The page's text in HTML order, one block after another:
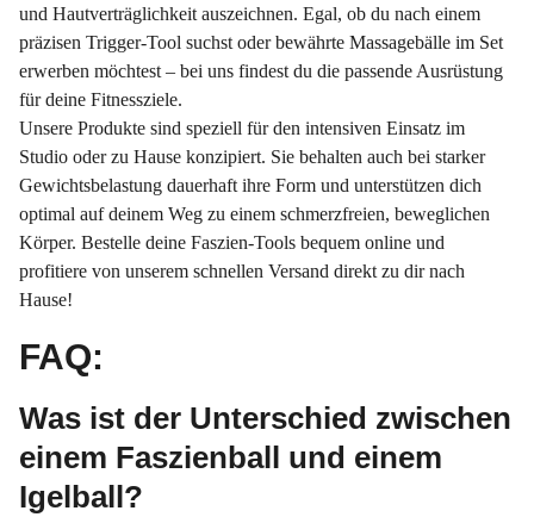
und Hautverträglichkeit auszeichnen. Egal, ob du nach einem
präzisen Trigger-Tool suchst oder bewährte Massagebälle im Set
erwerben möchtest – bei uns findest du die passende Ausrüstung
für deine Fitnessziele.
Unsere Produkte sind speziell für den intensiven Einsatz im
Studio oder zu Hause konzipiert. Sie behalten auch bei starker
Gewichtsbelastung dauerhaft ihre Form und unterstützen dich
optimal auf deinem Weg zu einem schmerzfreien, beweglichen
Körper. Bestelle deine Faszien-Tools bequem online und
profitiere von unserem schnellen Versand direkt zu dir nach
Hause!
FAQ:
Was ist der Unterschied zwischen
einem Faszienball und einem
Igelball?